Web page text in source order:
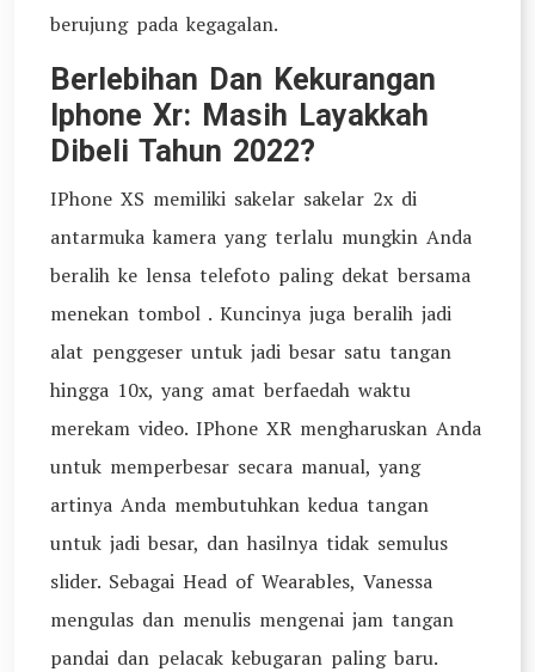
berujung pada kegagalan.
Berlebihan Dan Kekurangan
Iphone Xr: Masih Layakkah
Dibeli Tahun 2022?
IPhone XS memiliki sakelar sakelar 2x di
antarmuka kamera yang terlalu mungkin Anda
beralih ke lensa telefoto paling dekat bersama
menekan tombol . Kuncinya juga beralih jadi
alat penggeser untuk jadi besar satu tangan
hingga 10x, yang amat berfaedah waktu
merekam video. IPhone XR mengharuskan Anda
untuk memperbesar secara manual, yang
artinya Anda membutuhkan kedua tangan
untuk jadi besar, dan hasilnya tidak semulus
slider. Sebagai Head of Wearables, Vanessa
mengulas dan menulis mengenai jam tangan
pandai dan pelacak kebugaran paling baru.